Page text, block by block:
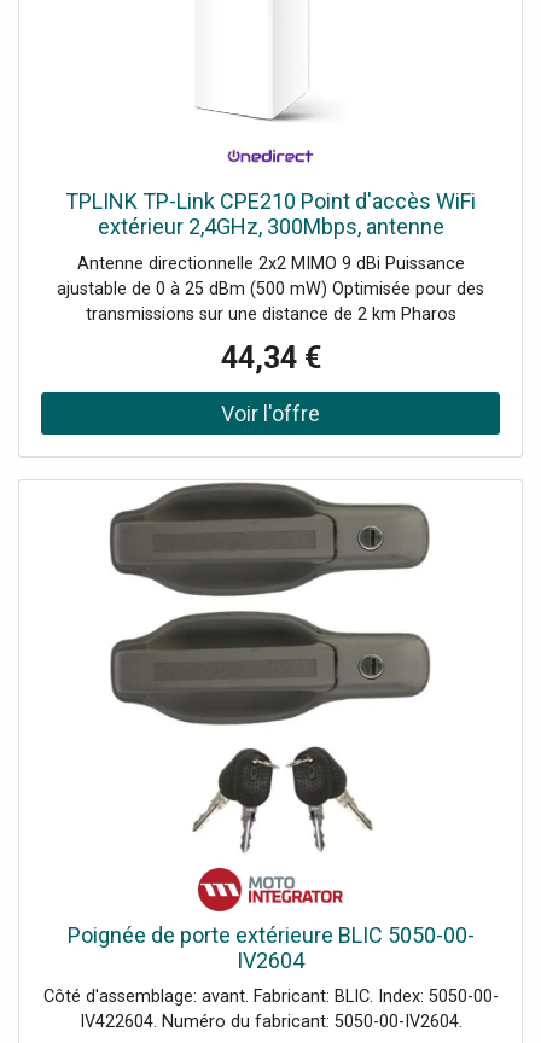
TPLINK TP-Link CPE210 Point d'accès WiFi
extérieur 2,4GHz, 300Mbps, antenne
directionnelle 9dBi MIMO, idéal pour les réseaux
sans fil à longue portée.
Antenne directionnelle 2x2 MIMO 9 dBi Puissance
ajustable de 0 à 25 dBm (500 mW) Optimisée pour des
transmissions sur une distance de 2 km Pharos
Multipoint Gestion centralisée via Pharos Control Modes :
AP, client, routeur AP, client routeur AP (WISP) Adaptateur
PoE passif supportant jusqu'à 60 m, avec fonction de
redémarrage à distance
44,34 €
Poignée de porte extérieure BLIC 5050-00-
IV2604
Côté d'assemblage: avant. Fabricant: BLIC. Index: 5050-00-
IV422604. Numéro du fabricant: 5050-00-IV2604.